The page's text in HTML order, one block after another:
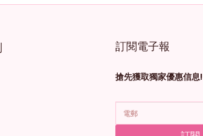
訂閱電子報
搶先獲取獨家優惠信息!